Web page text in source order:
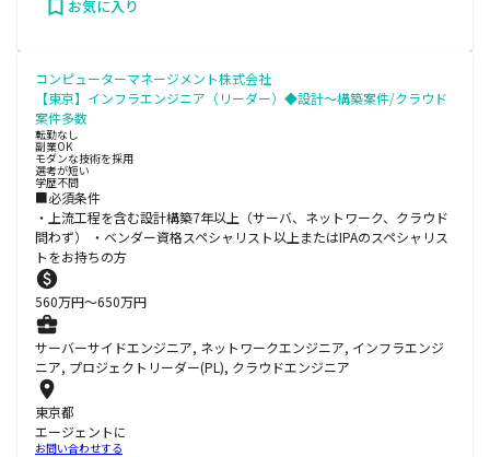
お気に入り
コンピューターマネージメント株式会社
【東京】インフラエンジニア（リーダー）◆設計～構築案件/クラウド
案件多数
転勤なし
副業OK
モダンな技術を採用
選考が短い
学歴不問
■必須条件
・上流工程を含む設計構築7年以上（サーバ、ネットワーク、クラウド
問わず） ・ベンダー資格スペシャリスト以上またはIPAのスペシャリス
トをお持ちの方
560万円〜650万円
サーバーサイドエンジニア, ネットワークエンジニア, インフラエンジ
ニア, プロジェクトリーダー(PL), クラウドエンジニア
東京都
エージェントに
お問い合わせする